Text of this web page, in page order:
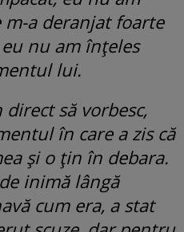
m-a deranjat foarte
nu am înțeles
lui.
să vorbesc,
în care a zis că
și o țin în debara.
inimă lângă
cum era, a stat